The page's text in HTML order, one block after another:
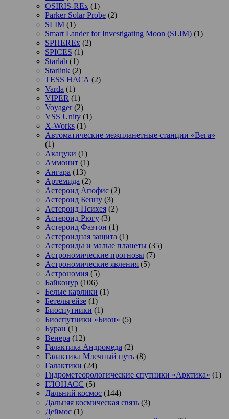
OSIRIS-REx (1)
Parker Solar Probe (2)
SLIM (1)
Smart Lander for Investigating Moon (SLIM) (1)
SPHEREx (2)
SPICES (1)
Starlab (1)
Starlink (2)
TESS НАСА (2)
Varda (1)
VIPER (1)
Voyager(2)
VSS Unity (1)
X-Works (1)
Автоматические межпланетные станции «Вега»
(1)
Акацуки (1)
Аммонит (1)
Ангара (13)
Артемида (2)
Астероид Апофис (2)
Астероид Бенну (3)
Астероид Психея (2)
Астероид Рюгу (3)
Астероид Фаэтон (1)
Астероидная защита (1)
Астероиды и малые планеты (35)
Астрономические прогнозы (7)
Астрономические явления (5)
Астрономия (5)
Байконур (106)
Белые карлики (1)
Бетельгейзе (1)
Биоспутники (1)
Биоспутники «Бион» (5)
Буран (1)
Венера (12)
Галактика Андромеда (2)
Галактика Млечный путь (8)
Галактики (24)
Гидрометеорологические спутники «Арктика» (1)
ГЛОНАСС (5)
Дальний космос (144)
Дальняя космическая связь (3)
Деймос (1)